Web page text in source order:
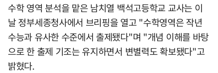
수학 영역 분석을 맡은 남치열 백석고등학교 교사는 이
날 정부세종청사에서 브리핑을 열고 "수학영역은 작년
수능과 유사한 수준에서 출제됐다"며 "개념 이해를 바탕
으로 한 출제 기조는 유지하면서 변별력도 확보됐다"고
밝혔다.